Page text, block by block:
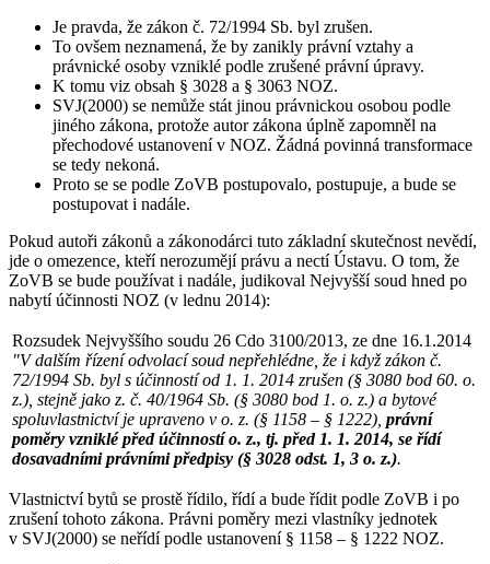
Je pravda, že zákon č. 72/1994 Sb. byl zrušen.
To ovšem neznamená, že by zanikly právní vztahy a
právnické osoby vzniklé podle zrušené právní úpravy.
K tomu viz obsah § 3028 a § 3063 NOZ.
SVJ(2000) se nemůže stát jinou právnickou osobou podle
jiného zákona, protože autor zákona úplně zapomněl na
přechodové ustanovení v NOZ. Žádná povinná transformace
se tedy nekoná.
Proto se se podle ZoVB postupovalo, postupuje, a bude se
postupovat i nadále.
Pokud autoři zákonů a zákonodárci tuto základní skutečnost nevědí,
jde o omezence, kteří nerozumějí právu a nectí Ústavu. O tom, že
ZoVB se bude používat i nadále, judikoval Nejvyšší soud hned po
nabytí účinnosti NOZ (v lednu 2014):
Rozsudek Nejvyššího soudu 26 Cdo 3100/2013, ze dne 16.1.2014
"V dalším řízení odvolací soud nepřehlédne, že i když zákon č.
72/1994 Sb. byl s účinností od 1. 1. 2014 zrušen (§ 3080 bod 60. o.
z.), stejně jako z. č. 40/1964 Sb. (§ 3080 bod 1. o. z.) a bytové
spoluvlastnictví je upraveno v o. z. (§ 1158 – § 1222), právní
poměry vzniklé před účinností o. z., tj. před 1. 1. 2014, se řídí
dosavadními právními předpisy (§ 3028 odst. 1, 3 o. z.).
Vlastnictví bytů se prostě řídilo, řídí a bude řídit podle ZoVB i po
zrušení tohoto zákona. Právni poměry mezi vlastníky jednotek
v SVJ(2000) se neřídí podle ustanovení § 1158 – § 1222 NOZ.